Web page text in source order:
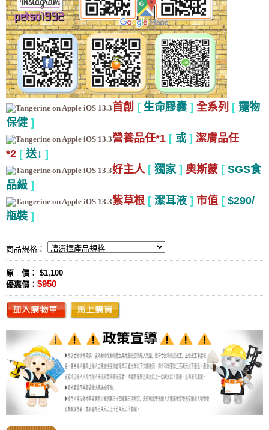
首創 [ 生命膠囊 ] 全系列 [ 寵物
保健 ]
營養品任*1 [ 或 ] 潔膚品任
*2 [ 送↓ ]
好主人 [ 獨家 ] 奧斯蒙 [ SGS食
品級 ]
紫草根 [ 潔耳液 ] 市值 [ $290/
瓶裝 ]
商品規格：
原 價： $1,100
優惠價： $950